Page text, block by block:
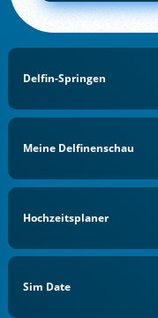
Delfin-Springen
Meine Delfinenschau
Hochzeitsplaner
Sim Date